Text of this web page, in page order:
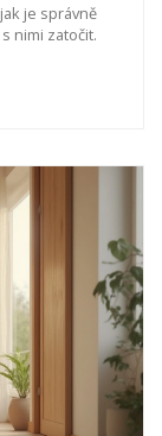
je správně
nimi zatočit.